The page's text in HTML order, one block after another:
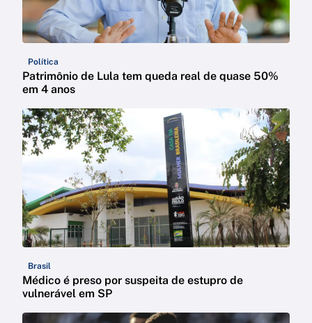
Política
Patrimônio de Lula tem queda real de quase 50%
em 4 anos
Brasil
Médico é preso por suspeita de estupro de
vulnerável em SP